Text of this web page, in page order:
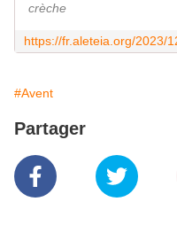
crèche
#Avent
Partager